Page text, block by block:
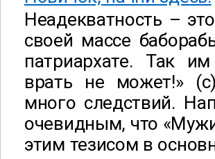
Неадекватность –
своей массе
патриархате. Так
врать не может!»
много следствий.
очевидным, что
этим тезисом в